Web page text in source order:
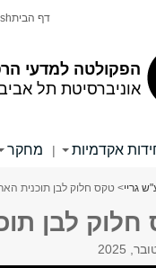
הפקולטה למדעי
אוניברסיטת תל
דף הבית
אקדמיות | מחקר
גריי> טקס חלוק לבן תוכנית
חלוק לבן